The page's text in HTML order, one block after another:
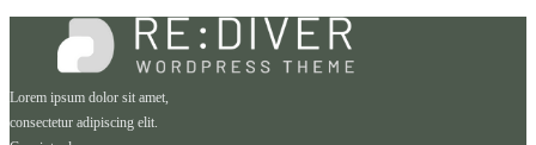
Lorem ipsum dolor sit amet,
consectetur adipiscing elit.